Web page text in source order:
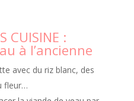
CUISINE :
à l’ancienne
avec du riz blanc, des
fleur…